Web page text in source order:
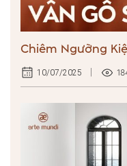
Chiêm Ngưỡng
10/07/2025